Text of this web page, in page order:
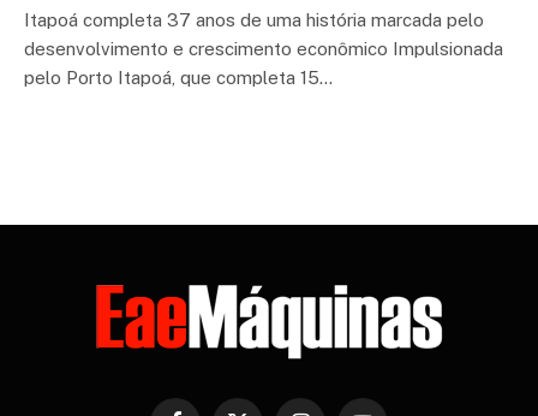
Itapoá completa 37 anos de uma história marcada pelo
desenvolvimento e crescimento econômico Impulsionada
pelo Porto Itapoá, que completa 15…